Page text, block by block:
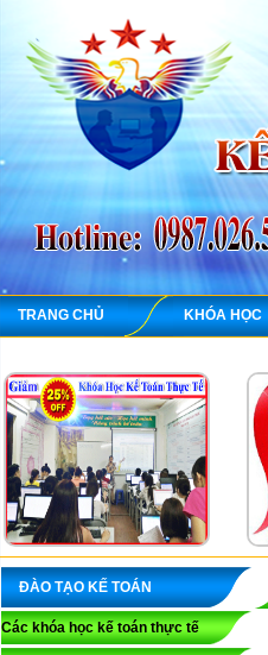
TRANG CHỦ KHÓA HỌC
ĐÀO TẠO KẾ TOÁN
Các khóa học kế toán thực tế